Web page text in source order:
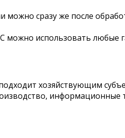
можно сразу же после
можно использовать любые
хозяйствующим
информационные